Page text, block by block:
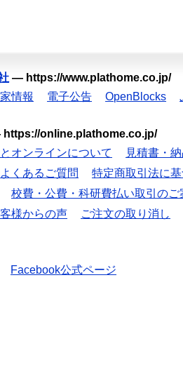
— https://www.plathome.co.jp/
情報 電子公告 OpenBlocks
https://online.plathome.co.jp/
オンラインについて
見積書・
よくあるご質問
特定商取引法に
校費・公費・科研費払い取引のご
様からの声 ご注文の取り消し
Facebook公式ページ